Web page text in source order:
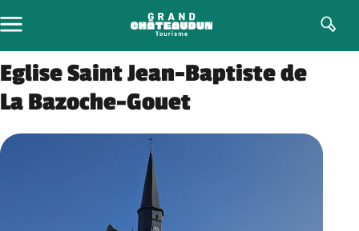
au
contenu
Eglise Saint Jean-Baptiste de
La Bazoche-Gouet